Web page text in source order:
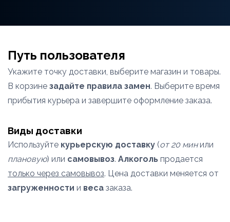
Путь пользователя
Укажите точку доставки, выберите магазин и товары.
В корзине задайте правила замен. Выберите время
прибытия курьера и завершите оформление заказа.
Виды доставки
Используйте курьерскую доставку (от 20 минили
плановую) или самовывоз. Алкоголь продается
только через самовывоз. Цена доставки меняется от
загруженности и веса заказа.